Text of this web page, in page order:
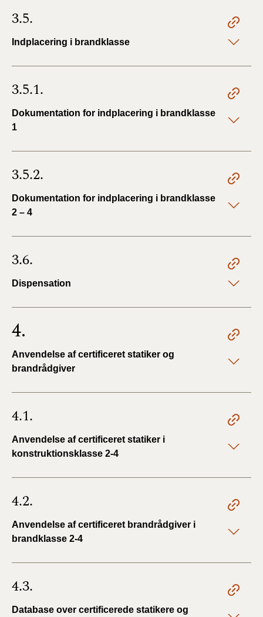
3.5.
Indplacering i brandklasse
3.5.1.
Dokumentation for indplacering i brandklasse
1
3.5.2.
Dokumentation for indplacering i brandklasse
2 – 4
3.6.
Dispensation
4.
Anvendelse af certificeret statiker og
brandrådgiver
4.1.
Anvendelse af certificeret statiker i
konstruktionsklasse 2-4
4.2.
Anvendelse af certificeret brandrådgiver i
brandklasse 2-4
4.3.
Database over certificerede statikere og